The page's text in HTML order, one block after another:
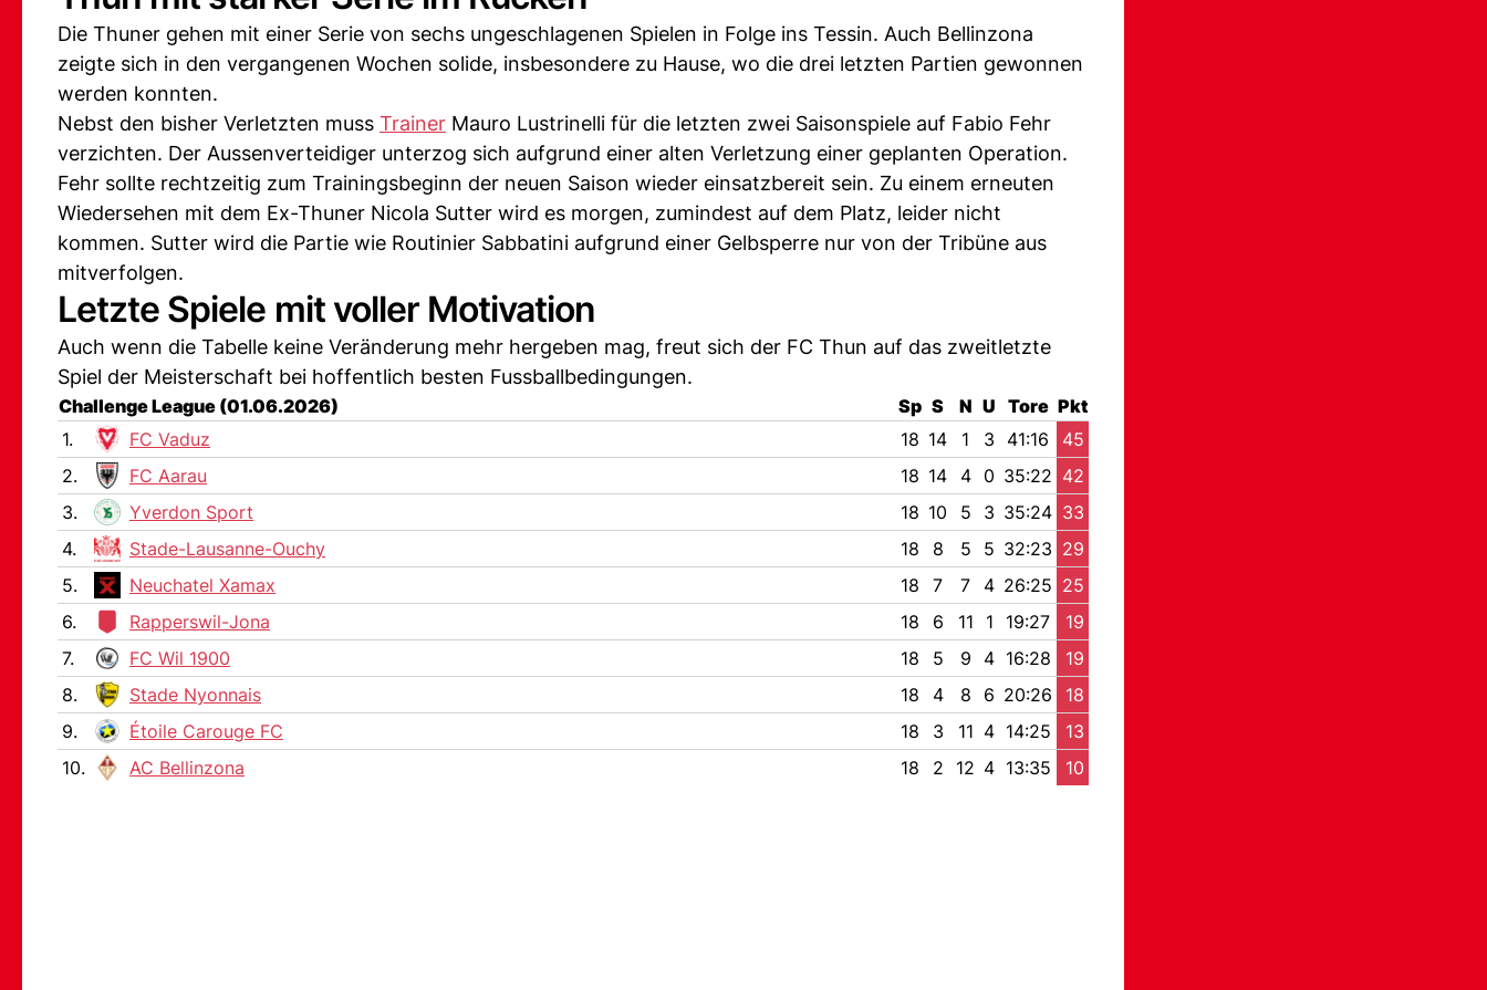
Die Thuner gehen mit einer Serie von sechs ungeschlagenen Spielen in Folge ins Tessin. Auch Bellinzona
zeigte sich in den vergangenen Wochen solide, insbesondere zu Hause, wo die drei letzten Partien gewonnen
werden konnten.
Nebst den bisher Verletzten muss Trainer Mauro Lustrinelli für die letzten zwei Saisonspiele auf Fabio Fehr
verzichten. Der Aussenverteidiger unterzog sich aufgrund einer alten Verletzung einer geplanten Operation.
Fehr sollte rechtzeitig zum Trainingsbeginn der neuen Saison wieder einsatzbereit sein. Zu einem erneuten
Wiedersehen mit dem Ex-Thuner Nicola Sutter wird es morgen, zumindest auf dem Platz, leider nicht
kommen. Sutter wird die Partie wie Routinier Sabbatini aufgrund einer Gelbsperre nur von der Tribüne aus
mitverfolgen.
Letzte Spiele mit voller Motivation
Auch wenn die Tabelle keine Veränderung mehr hergeben mag, freut sich der FC Thun auf das zweitletzte
Spiel der Meisterschaft bei hoffentlich besten Fussballbedingungen.
Challenge League (01.06.2026) Sp S N U Tore Pkt
1.
FC Vaduz 18 14 1 3 41:16
45
2.
FC Aarau 18 14 4 0 35:22 42
3.
Yverdon Sport 18 10 5 3 35:24 33
4.
Stade-Lausanne-Ouchy 18 8 5 5 32:23 29
5.
Neuchatel Xamax 18 7 7 4 26:25 25
6.
Rapperswil-Jona 18 6 11 1 19:27
19
7.
FC Wil 1900 18 5 9 4 16:28
19
8.
Stade Nyonnais 18 4 8 6 20:26
18
9.
Étoile Carouge FC 18 3 11 4 14:25
13
10.
AC Bellinzona 18 2 12 4 13:35 10